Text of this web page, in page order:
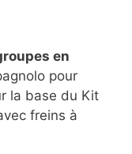
en
pour
la base du Kit
freins à